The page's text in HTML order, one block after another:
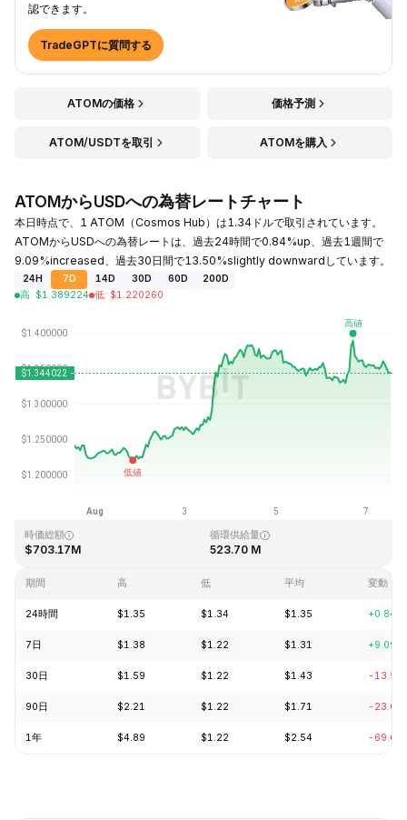
認できます。
TradeGPTに質問する
ATOMの価格 価格予測
ATOM/USDTを取引 ATOMを購入
ATOMからUSDへの為替レートチャート
本日時点で、1 ATOM（Cosmos Hub）は1.34ドルで取引されています。
ATOMからUSDへの為替レートは、過去24時間で0.84%up、過去1週間で
9.09%increased、過去30日間で13.50%slightly downwardしています。
24H 7D 14D 30D 60D
200D
高: $1.389224 低: $1.220260
最終更新日時：2026-08-07、12:32 GMT+0
時価総額
$703.17M
循環供給量
523.70 M
期間 高 低 平均 変動
24時間 $1.35 $1.34 $1.35 +0.84%
7日 $1.38 $1.22 $1.31 +9.09%
30日 $1.59 $1.22 $1.43 -
90日 $2.21 $1.22 $1.71 -
1年 $4.89 $1.22 $2.54 -